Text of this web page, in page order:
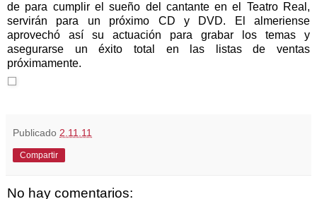
de para cumplir el sueño del cantante en el Teatro Real,
servirán para un próximo CD y DVD. El almeriense
aprovechó así su actuación para grabar los temas y
asegurarse un éxito total en las listas de ventas
próximamente.
Publicado 2.11.11
Compartir
No hay comentarios: